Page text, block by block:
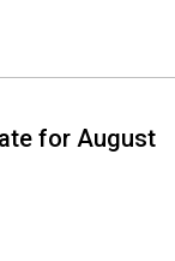
for August